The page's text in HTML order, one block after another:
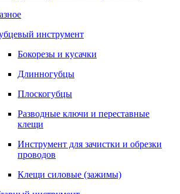
инструмент
Бокорезы и кусачки
Длинногубцы
Плоскогубцы
Разводные ключи и переставные
клещи
Инструмент для зачистки и обрезки
проводов
Клещи силовые (зажимы)